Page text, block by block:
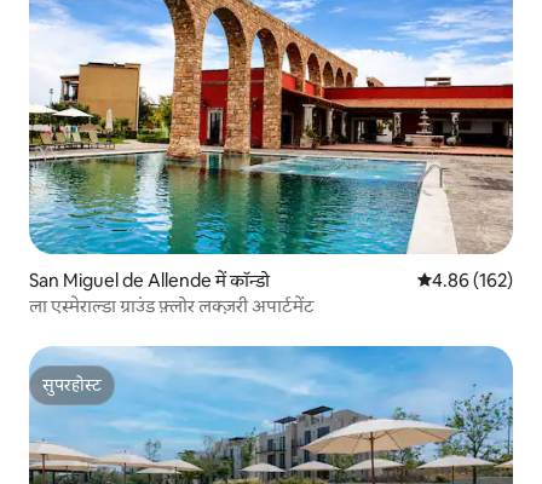
San Miguel de Allende में कॉन्डो औसत रेटिंग 5 में से
4.86 (162)
ला एस्मेराल्डा ग्राउंड फ़्लोर लक्ज़री अपार्टमेंट
सुपरहोस्ट
सुपरहोस्ट